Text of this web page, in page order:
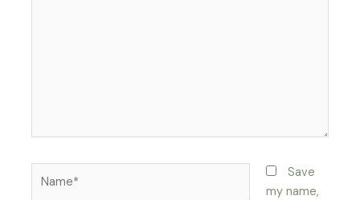
Save
my name,